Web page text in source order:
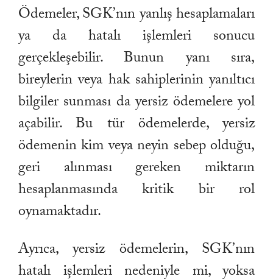
Ödemeler, SGK’nın yanlış hesaplamaları
ya da hatalı işlemleri sonucu
gerçekleşebilir. Bunun yanı sıra,
bireylerin veya hak sahiplerinin yanıltıcı
bilgiler sunması da yersiz ödemelere yol
açabilir. Bu tür ödemelerde, yersiz
ödemenin kim veya neyin sebep olduğu,
geri alınması gereken miktarın
hesaplanmasında kritik bir rol
oynamaktadır.
Ayrıca, yersiz ödemelerin, SGK’nın
hatalı işlemleri nedeniyle mi, yoksa